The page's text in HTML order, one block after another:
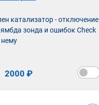
катализатор - отключение
зонда и ошибок Check
нему
2000 ₽